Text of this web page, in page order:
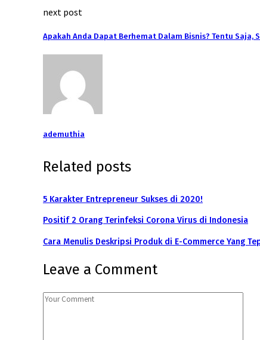
next post
Apakah Anda Dapat Berhemat Dalam Bisnis? Tentu Saja,
ademuthia
Related posts
5 Karakter Entrepreneur Sukses di 2020!
Positif 2 Orang Terinfeksi Corona Virus di Indonesia
Cara Menulis Deskripsi Produk di E-Commerce Yang
Leave a Comment